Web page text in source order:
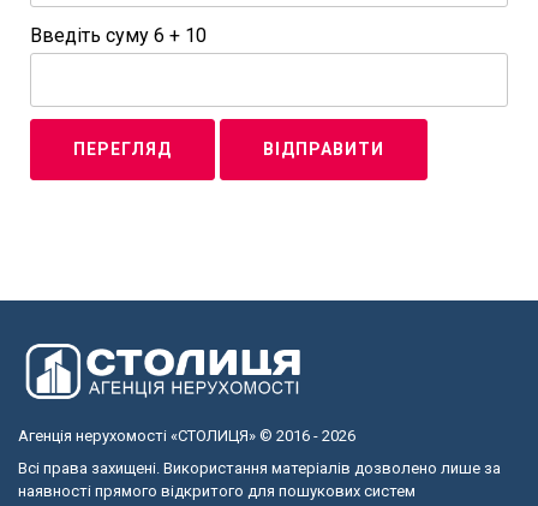
Введіть суму 6 + 10
Агенція нерухомості «СТОЛИЦЯ» © 2016 - 2026
Всі права захищені. Використання матеріалів дозволено лише за
наявності прямого відкритого для пошукових систем